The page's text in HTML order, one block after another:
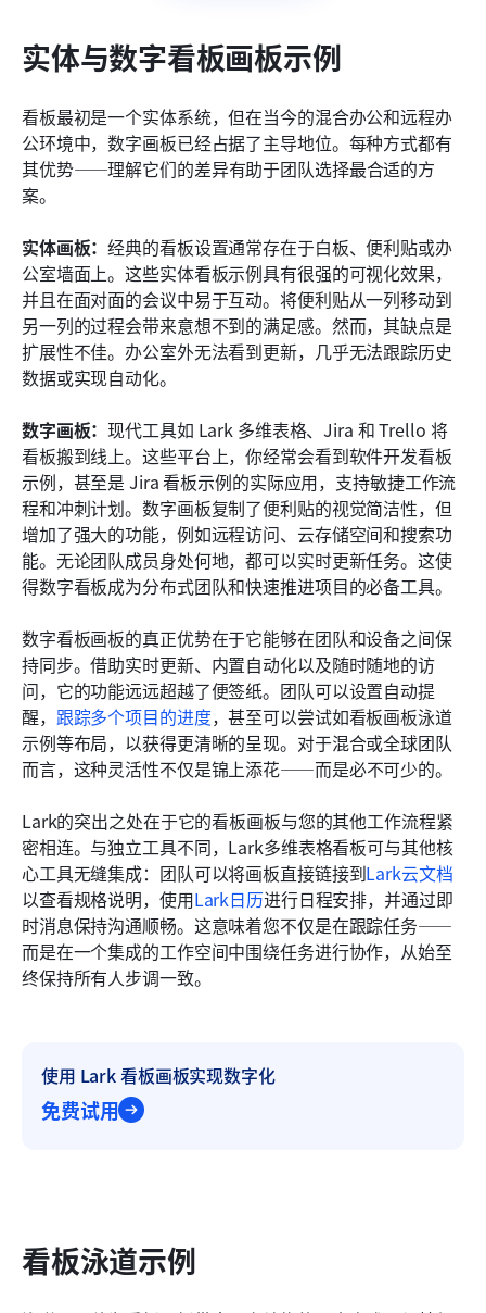
实体与数字看板画板示例
看板最初是一个实体系统，但在当今的混合办公和远程办
公环境中，数字画板已经占据了主导地位。每种方式都有
其优势——理解它们的差异有助于团队选择最合适的方
案。
实体画板：经典的看板设置通常存在于白板、便利贴或办
公室墙面上。这些实体看板示例具有很强的可视化效果，
并且在面对面的会议中易于互动。将便利贴从一列移动到
另一列的过程会带来意想不到的满足感。然而，其缺点是
扩展性不佳。办公室外无法看到更新，几乎无法跟踪历史
数据或实现自动化。
数字画板： 现代工具如 Lark 多维表格、Jira 和 Trello 将
看板搬到线上。这些平台上，你经常会看到软件开发看板
示例，甚至是 Jira 看板示例的实际应用，支持敏捷工作流
程和冲刺计划。数字画板复制了便利贴的视觉简洁性，但
增加了强大的功能，例如远程访问、云存储空间和搜索功
能。无论团队成员身处何地，都可以实时更新任务。这使
得数字看板成为分布式团队和快速推进项目的必备工具。
数字看板画板的真正优势在于它能够在团队和设备之间保
持同步。借助实时更新、内置自动化以及随时随地的访
问，它的功能远远超越了便签纸。团队可以设置自动提
醒， 跟踪多个项目的进度，甚至可以尝试如看板画板泳道
示例等布局，以获得更清晰的呈现。对于混合或全球团队
而言，这种灵活性不仅是锦上添花——而是必不可少的。
Lark的突出之处在于它的看板画板与您的其他工作流程紧
密相连。与独立工具不同，Lark多维表格看板可与其他核
心工具无缝集成：团队可以将画板直接链接到Lark云文档
以查看规格说明，使用Lark日历进行日程安排，并通过即
时消息保持沟通顺畅。这意味着您不仅是在跟踪任务——
而是在一个集成的工作空间中围绕任务进行协作，从始至
终保持所有人步调一致。
使用 Lark 看板画板实现数字化
免费试用
看板泳道示例